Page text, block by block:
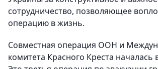
сотрудничество, позволяющее
операцию в жизнь.
Совместная операция ООН и
комитета Красного Креста началась